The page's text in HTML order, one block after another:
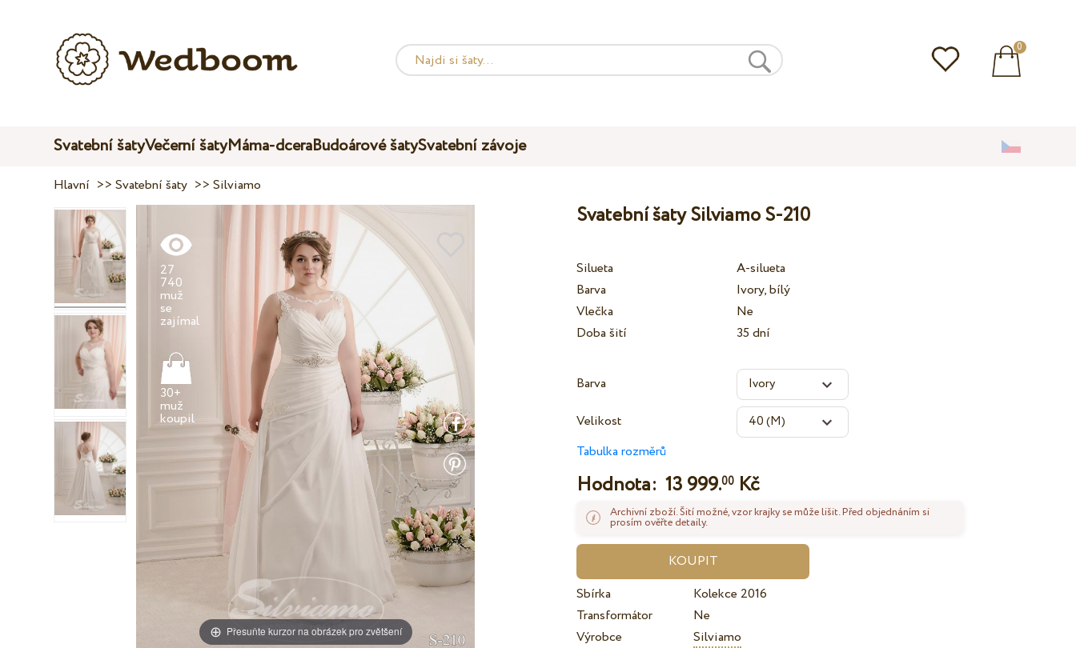
0
Svatební šatyVečerní šatyMáma-dceraBudoárové šatySvatební závoje
Hlavní >>Svatební šaty >>Silviamo
Přesuňte kurzor na obrázek pro zvětšení
27
740
muž
se
30+
muž
Svatební šaty Silviamo S-210
Silueta
A-silueta
Barva
Ivory, bílý
Vlečka
Ne
Doba šití
35 dní
Barva
Velikost
Tabulka rozměrů
Hodnota:13 999.00 Kč
Archivní zboží. Šití možné, vzor krajky se může lišit. Před objednáním si
prosím ověřte detaily.
Sbírka
Kolekce 2016
Transformátor
Ne
Výrobce
Silviamo